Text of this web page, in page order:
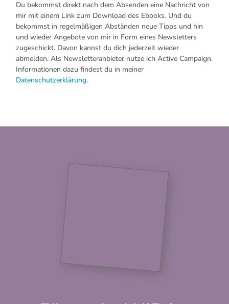
Du bekommst direkt nach dem Absenden eine Nachricht von
mir mit einem Link zum Download des Ebooks. Und du
bekommst in regelmäßigen Abständen neue Tipps und hin
und wieder Angebote von mir in Form eines Newsletters
zugeschickt. Davon kannst du dich jederzeit wieder
abmelden. Als Newsletteranbieter nutze ich Active Campaign.
Informationen dazu findest du in meiner
Datenschutzerklärung.